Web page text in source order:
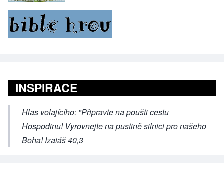
INSPIRACE
Hlas volajícího: "Připravte na poušti cestu
Hospodinu! Vyrovnejte na pustině silnici pro našeho
Boha! Izaiáš 40,3